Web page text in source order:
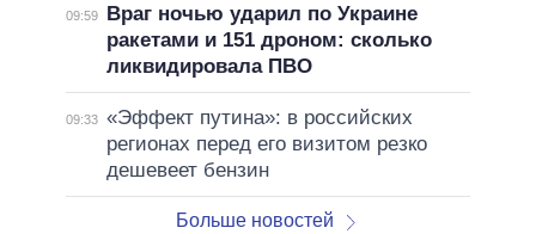
09:59
Враг ночью ударил по Украине
ракетами и 151 дроном: сколько
ликвидировала ПВО
09:33 «Эффект путина»: в российских
регионах перед его визитом резко
дешевеет бензин
Больше новостей